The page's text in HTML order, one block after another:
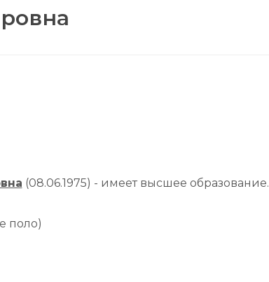
(08.06.1975) - имеет высшее образование.
поло)